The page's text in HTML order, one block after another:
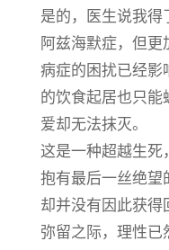
是的，医生说我得
阿兹海默症，但更
病症的困扰已经影
的饮食起居也只
爱却无法抹灭。
这是一种超越生死
抱有最后一丝绝望
却并没有因此获得
弥留之际，理性已